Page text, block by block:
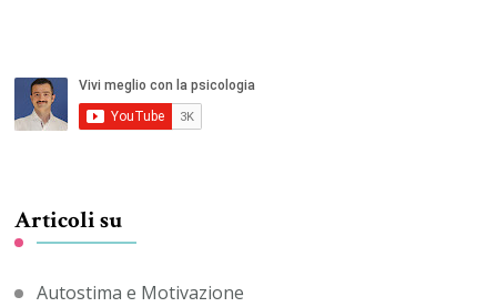
Articoli su
Autostima e Motivazione